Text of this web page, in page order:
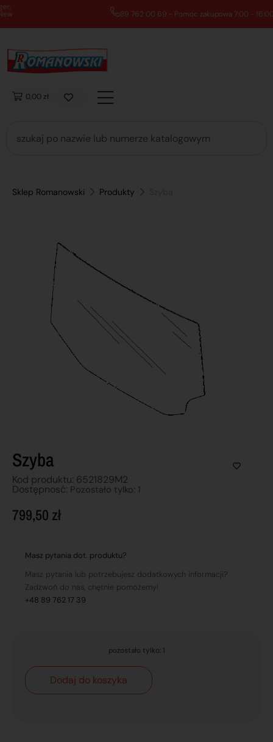
89 762 00 69 - Pomoc zakupowa 7:00 - 16:00
0,00 zł
Sklep Romanowski Produkty
Szyba
Kod produktu: 6521829M2
Dostępnosć: Pozostało tylko: 1
799,50 zł
Masz pytania dot. produktu?
Masz pytania lub potrzebujesz dodatkowych informacji?
Zadzwoń do nas, chętnie pomożemy!
+48 89 762 17 39
pozostało tylko: 1
Dodaj do koszyka